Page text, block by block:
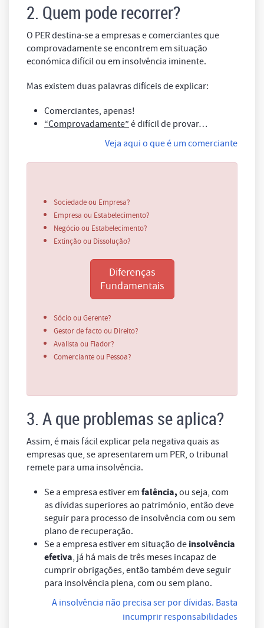
2. Quem pode recorrer?
O PER destina-se a empresas e comerciantes que
comprovadamente se encontrem em situação
económica difícil ou em insolvência iminente.
Mas existem duas palavras difíceis de explicar:
Comerciantes, apenas!
“Comprovadamente” é difícil de provar…
Veja aqui o que é um comerciante
Sociedade ou Empresa?
Empresa ou Estabelecimento?
Negócio ou Estabelecimento?
Extinção ou Dissolução?
Diferenças
Fundamentais
Sócio ou Gerente?
Gestor de facto ou Direito?
Avalista ou Fiador?
Comerciante ou Pessoa?
3. A que problemas se aplica?
Assim, é mais fácil explicar pela negativa quais as
empresas que, se apresentarem um PER, o tribunal
remete para uma insolvência.
Se a empresa estiver em falência, ou seja, com
as dívidas superiores ao património, então deve
seguir para processo de insolvência com ou sem
plano de recuperação.
Se a empresa estiver em situação de insolvência
efetiva, já há mais de três meses incapaz de
cumprir obrigações, então também deve seguir
para insolvência plena, com ou sem plano.
A insolvência não precisa ser por dívidas. Basta
incumprir responsabilidades